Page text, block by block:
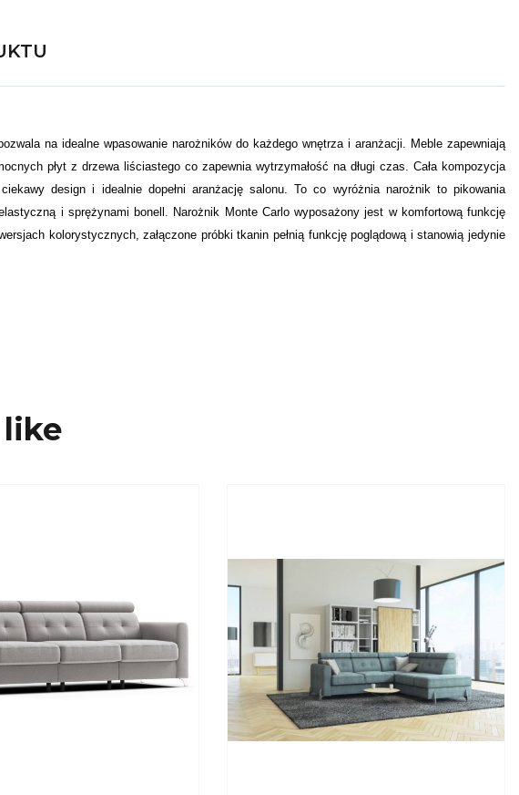
na idealne wpasowanie narożników do każdego wnętrza i aranżacji. Meble zapewniają
płyt z drzewa liściastego co zapewnia wytrzymałość na długi czas. Cała kompozycja
design i idealnie dopełni aranżację salonu. To co wyróżnia narożnik to pikowania
i sprężynami bonell. Narożnik Monte Carlo wyposażony jest w komfortową funkcję
kolorystycznych, załączone próbki tkanin pełnią funkcję poglądową i stanowią jedynie